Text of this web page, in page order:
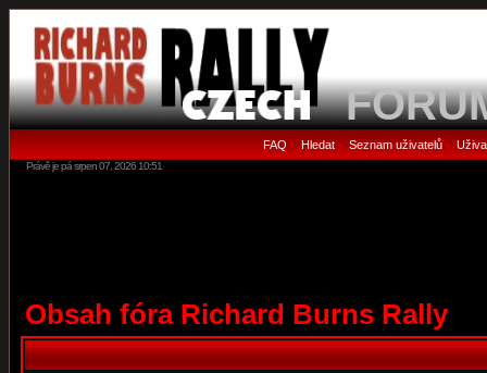
FAQ • Hledat• Seznam uživatelů•
Právě je pá srpen 07, 2026 10:51
Obsah fóra Richard Burns Rally